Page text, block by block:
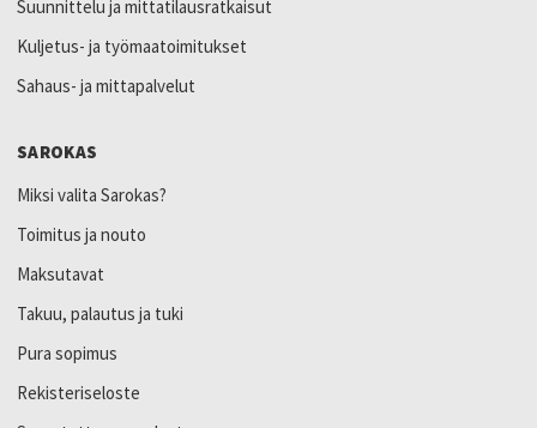
Suunnittelu ja mittatilausratkaisut
Kuljetus- ja työmaatoimitukset
Sahaus- ja mittapalvelut
SAROKAS
Miksi valita Sarokas?
Toimitus ja nouto
Maksutavat
Takuu, palautus ja tuki
Pura sopimus
Rekisteriseloste